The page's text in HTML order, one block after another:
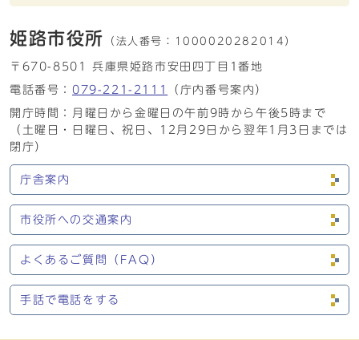
姫路市役所 （法人番号： 1000020282014）
〒670-8501 兵庫県姫路市安田四丁目1番地
電話番号： 079-221-2111
（庁内番号案内）
開庁時間：月曜日から金曜日の午前9時から午後5時まで
（土曜日・日曜日、祝日、12月29日から翌年1月3日までは
閉庁）
庁舎案内
市役所への交通案内
よくあるご質問（FAQ）
手話で電話をする